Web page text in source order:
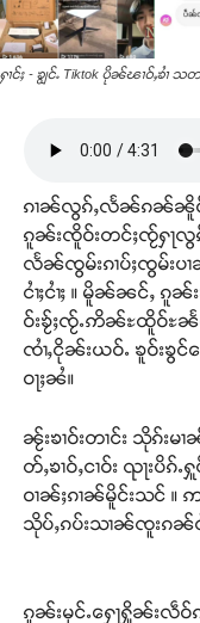
ႁၢင်ႈ - ၶျွင်ႉ Tiktok ပိုၼ်ၽၢဝ်ႇၶၢႆ သတ
ၵၢၼ်လွၵ်ႇလႅၼ်ၵၼ်ၼိူဝ်ဢွ
ၵူၼ်းၸိူဝ်းတင်ႈၸႂ်ႁႃ
လႅၼ်ၸွမ်းၵၢပ်ႈၸွမ်းပၢ
ငၢႆႈငၢႆႈ ။ မိူၼ်ၼင်ႇ ၵူ
ဝ်းၶႂ်ႈၸႂ်ႉဢိၼ်ႊထိူဝ်ႊၼႅ
ၸၢႆႇငိုၼ်းယဝ်ႉ ၶူဝ်းၶွင်
ဝႃႈၼႆ။
ၼႂ်းၶၢဝ်းတၢင်း သိုၵ်းမ
တ်ႇၶၢဝ်ႇငၢဝ်း ၺႃးပိၵ်
ဝၢၼ်ႈၵၢၼ်မိူင်းသင် ။
သိုပ်ႇၵပ်းသၢၼ်ၸူးၵၼ်ငၢႆ
ၵူၼ်းမုင်ႉႁေႃႁိူၼ်းလဵ